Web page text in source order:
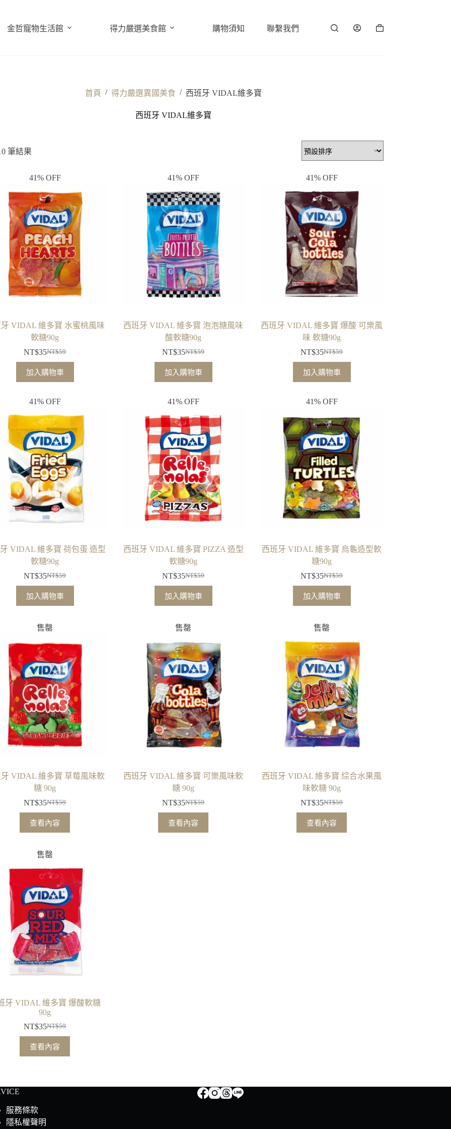
金哲寵物生活館 得力嚴選美食館 購物須知 聯繫我們
購
首頁 / 得力嚴選異國美食 / 西班牙 VIDAL維多寶
西班牙 VIDAL維多寶
筆結果
41% OFF
VIDAL 維多寶 水蜜桃風味
軟糖90g
NT$59
始
價
NT$59。
NT$35
前
價
NT$35。
加入購物車
41% OFF
西班牙 VIDAL 維多寶 泡泡糖風味
酸軟糖90g
NT$59
始
價
NT$59。
NT$35
前
價
NT$35。
加入購物車
41% OFF
西班牙 VIDAL 維多寶 爆酸 可樂風
味 軟糖90g
NT$59
始
價
NT$59。
NT$35
前
價
NT$35。
加入購物車
41% OFF
VIDAL 維多寶 荷包蛋 造型
軟糖90g
NT$59
始
價
NT$59。
NT$35
前
價
NT$35。
加入購物車
41% OFF
西班牙 VIDAL 維多寶 PIZZA 造型
軟糖90g
NT$59
始
價
NT$59。
NT$35
前
價
NT$35。
加入購物車
41% OFF
西班牙 VIDAL 維多寶 烏龜造型軟
糖90g
NT$59
始
價
NT$59。
NT$35
前
價
NT$35。
加入購物車
售罄
VIDAL 維多寶 草莓風味軟
糖 90g
NT$59
始
價
NT$59。
NT$35
前
價
NT$35。
查看內容
售罄
西班牙 VIDAL 維多寶 可樂風味軟
糖 90g
NT$59
始
價
NT$35
前
價
查看內容
售罄
西班牙 VIDAL 維多寶 綜合水果風
味軟糖 90g
NT$59
始
價
NT$35
前
價
查看內容
售罄
牙 VIDAL 維多寶 爆酸軟糖
90g
NT$59
始
價
NT$35
前
價
查看內容
服務條款
隱私權聲明